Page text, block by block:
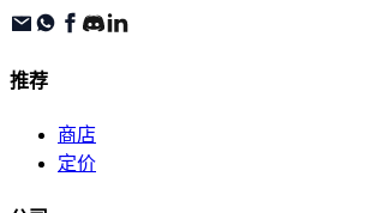
推荐
商店
定价